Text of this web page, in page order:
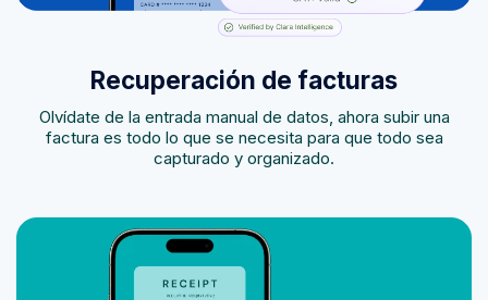
Recuperación de facturas
Olvídate de la entrada manual de datos, ahora subir una
factura es todo lo que se necesita para que todo sea
capturado y organizado.